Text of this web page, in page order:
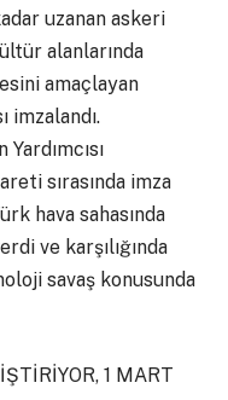
uzanan askeri
alanlarında
amaçlayan
sırasında imza
hava sahasında
ve karşılığında
savaş konusunda
1 MART